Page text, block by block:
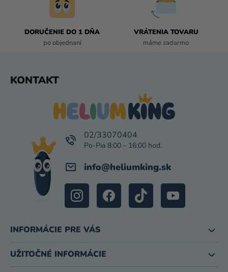
DORUČENIE DO 1 DŇA
po objednaní
VRÁTENIA TOVARU
máme zadarmo
KONTAKT
info@heliumking.sk
02/33070404
INFORMÁCIE PRE VÁS
UŽITOČNÉ INFORMÁCIE